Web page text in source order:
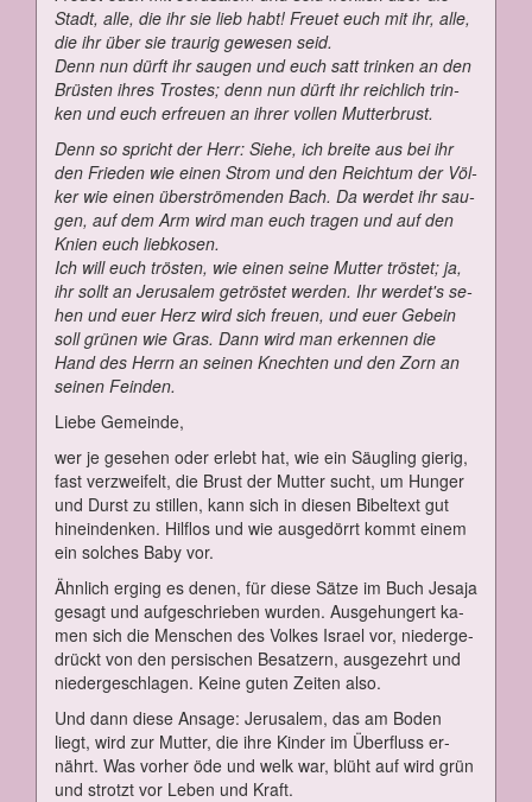
Stadt, al­le, die ihr sie lieb habt! Freu­et euch mit ihr, al­le,
die ihr über sie trau­rig ge­we­sen seid.
Denn nun dürft ihr sau­gen und euch satt trin­ken an den
Brüs­ten ih­res Tros­tes; denn nun dürft ihr reich­lich trin­
ken und euch er­freu­en an ih­rer vol­len Mut­ter­brust.
Denn so spricht der Herr: Sie­he, ich brei­te aus bei ihr
den Frie­den wie ei­nen Strom und den Reich­tum der Völ­
ker wie ei­nen über­strö­men­den Bach. Da wer­det ihr sau­
gen, auf dem Arm wird man euch tra­gen und auf den
Knien euch lieb­ko­sen.
Ich will euch trös­ten, wie ei­nen sei­ne Mut­ter trös­tet; ja,
ihr sollt an Je­ru­sa­lem ge­trös­tet wer­den. Ihr wer­det's se­
hen und eu­er Herz wird sich freu­en, und eu­er Ge­bein
soll grü­nen wie Gras. Dann wird man er­ken­nen die
Hand des Herrn an sei­nen Knech­ten und den Zorn an
sei­nen Fein­den.
Lie­be Ge­mein­de,
wer je ge­se­hen oder er­lebt hat, wie ein Säug­ling gie­rig,
fast ver­zwei­felt, die Brust der Mut­ter sucht, um Hun­ger
und Durst zu stil­len, kann sich in die­sen Bi­bel­text gut
hin­ein­den­ken. Hilf­los und wie aus­ge­dörrt kommt ei­nem
ein sol­ches Ba­by vor.
Ähn­lich er­ging es de­nen, für die­se Sät­ze im Buch Je­sa­ja
ge­sagt und auf­ge­schrie­ben wur­den. Aus­ge­hun­gert ka­
men sich die Men­schen des Vol­kes Is­ra­el vor, nie­der­ge­
drückt von den per­si­schen Be­sat­zern, aus­ge­zehrt und
nie­der­ge­schla­gen. Kei­ne gu­ten Zei­ten al­so.
Und dann die­se An­sa­ge: Je­ru­sa­lem, das am Bo­den
liegt, wird zur Mut­ter, die ih­re Kin­der im Über­fluss er­
nährt. Was vor­her öde und welk war, blüht auf wird grün
und strotzt vor Le­ben und Kraft.